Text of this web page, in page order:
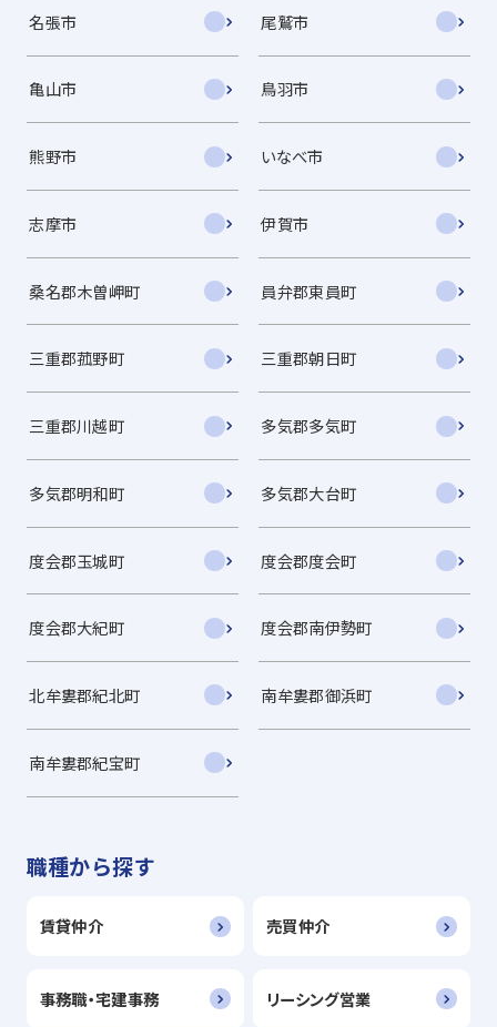
名張市 尾鷲市
亀山市 鳥羽市
熊野市 いなべ市
志摩市 伊賀市
桑名郡木曽岬町 員弁郡東員町
三重郡菰野町 三重郡朝日町
三重郡川越町 多気郡多気町
多気郡明和町 多気郡大台町
度会郡玉城町 度会郡度会町
度会郡大紀町 度会郡南伊勢町
北牟婁郡紀北町 南牟婁郡御浜町
南牟婁郡紀宝町
職種から探す
賃貸仲介 売買仲介
事務職・宅建事務 リーシング営業